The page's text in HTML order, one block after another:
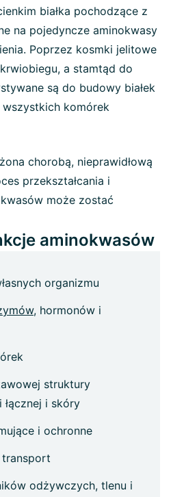
białka pochodzące z
na pojedyncze aminokwasy
Poprzez kosmki jelitowe
a stamtąd do
są do budowy białek
komórek
chorobą, nieprawidłową
przekształcania i
może zostać
aminokwasów
organizmu
, hormonów i
struktury
i skóry
i ochronne
odżywczych, tlenu i